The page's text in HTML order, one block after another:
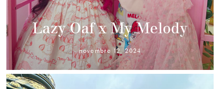
Lazy Oaf x My Melody
novembre 12, 2024